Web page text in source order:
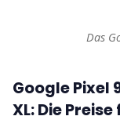
Das
Google Pixel
XL: Die